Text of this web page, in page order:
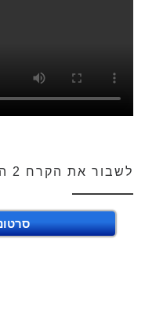
לשבור את הקרח 2 הסרט